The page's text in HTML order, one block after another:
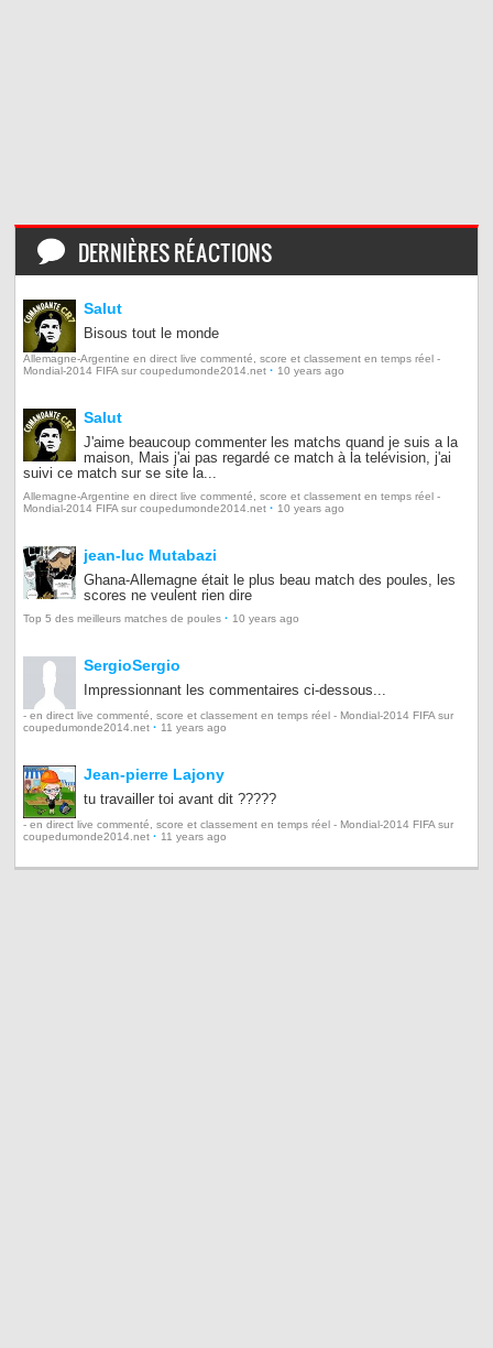
DERNIÈRES RÉACTIONS
Salut
Bisous tout le monde
Allemagne-Argentine en direct live commenté, score et classement en temps réel -
Mondial-2014 FIFA sur coupedumonde2014.net · 10 years ago
Salut
J'aime beaucoup commenter les matchs quand je suis a la
maison, Mais j'ai pas regardé ce match à la telévision, j'ai
suivi ce match sur se site la...
Allemagne-Argentine en direct live commenté, score et classement en temps réel -
Mondial-2014 FIFA sur coupedumonde2014.net · 10 years ago
jean-luc Mutabazi
Ghana-Allemagne était le plus beau match des poules, les
scores ne veulent rien dire
Top 5 des meilleurs matches de poules · 10 years ago
SergioSergio
Impressionnant les commentaires ci-dessous...
- en direct live commenté, score et classement en temps réel - Mondial-2014 FIFA sur
coupedumonde2014.net · 11 years ago
Jean-pierre Lajony
tu travailler toi avant dit ?????
- en direct live commenté, score et classement en temps réel - Mondial-2014 FIFA sur
coupedumonde2014.net · 11 years ago